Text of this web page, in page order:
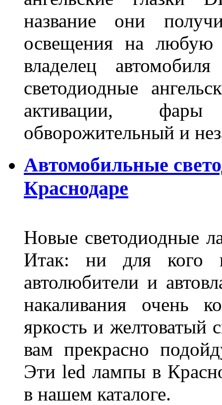
название они
освещения на любую
владелец
светодиодные
активации, фары
обворожительный и
Автомобильные
Краснодаре
Новые светодиодные
Итак: ни для кого
автолюбители и
накаливания очень
яркость и желтоватый
вам прекрасно
Эти led лампы в
в нашем каталоге.